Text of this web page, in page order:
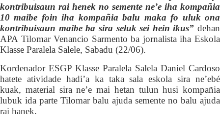
kontribuisaun rai henek no semente ne’e iha kompañia
10 maibe foin iha kompañia balu maka fo uluk ona
kontribuisaun maibe ba sira seluk sei hein ikus” dehan
APA Tilomar Venancio Sarmento ba jornalista iha Eskola
Klasse Paralela Salele, Sabadu (22/06).
Kordenador ESGP Klasse Paralela Salela Daniel Cardoso
hatete atividade hadi’a ka taka sala eskola sira ne’ebé
kuak, material sira ne’e mai hetan tulun husi kompañia
lubuk ida parte Tilomar balu ajuda semente no balu ajuda
rai hanek.